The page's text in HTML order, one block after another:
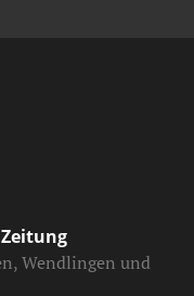
Wendlingen und